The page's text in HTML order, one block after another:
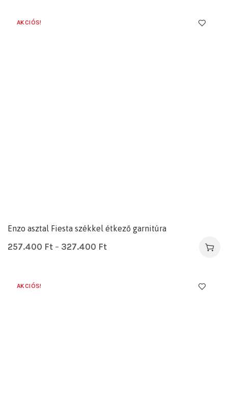
AKCIÓS!
Enzo asztal Fiesta székkel étkező garnitúra
257.400 Ft – 327.400 Ft
AKCIÓS!